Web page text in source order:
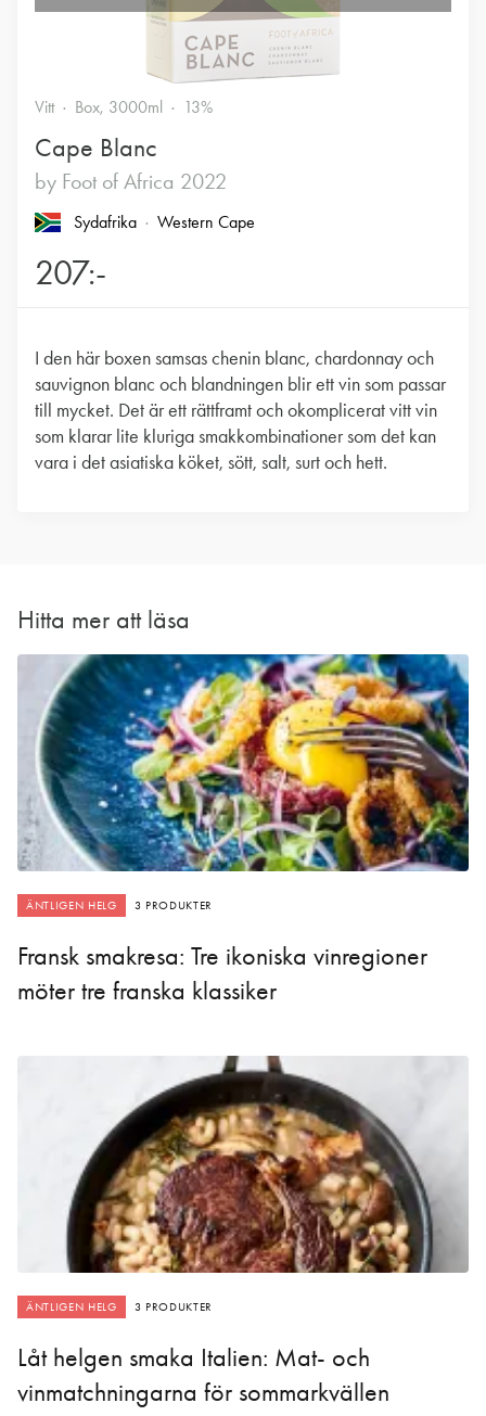
Vitt Box, 3000ml 13%
Cape Blanc
by Foot of Africa 2022
Sydafrika Western Cape
207:-
I den här boxen samsas chenin blanc, chardonnay och
sauvignon blanc och blandningen blir ett vin som passar
till mycket. Det är ett rättframt och okomplicerat vitt vin
som klarar lite kluriga smakkombinationer som det kan
vara i det asiatiska köket, sött, salt, surt och hett.
Hitta mer att läsa
ÄNTLIGEN HELG 3 PRODUKTER
Fransk smakresa: Tre ikoniska vinregioner
möter tre franska klassiker
ÄNTLIGEN HELG 3 PRODUKTER
Låt helgen smaka Italien: Mat- och
vinmatchningarna för sommarkvällen